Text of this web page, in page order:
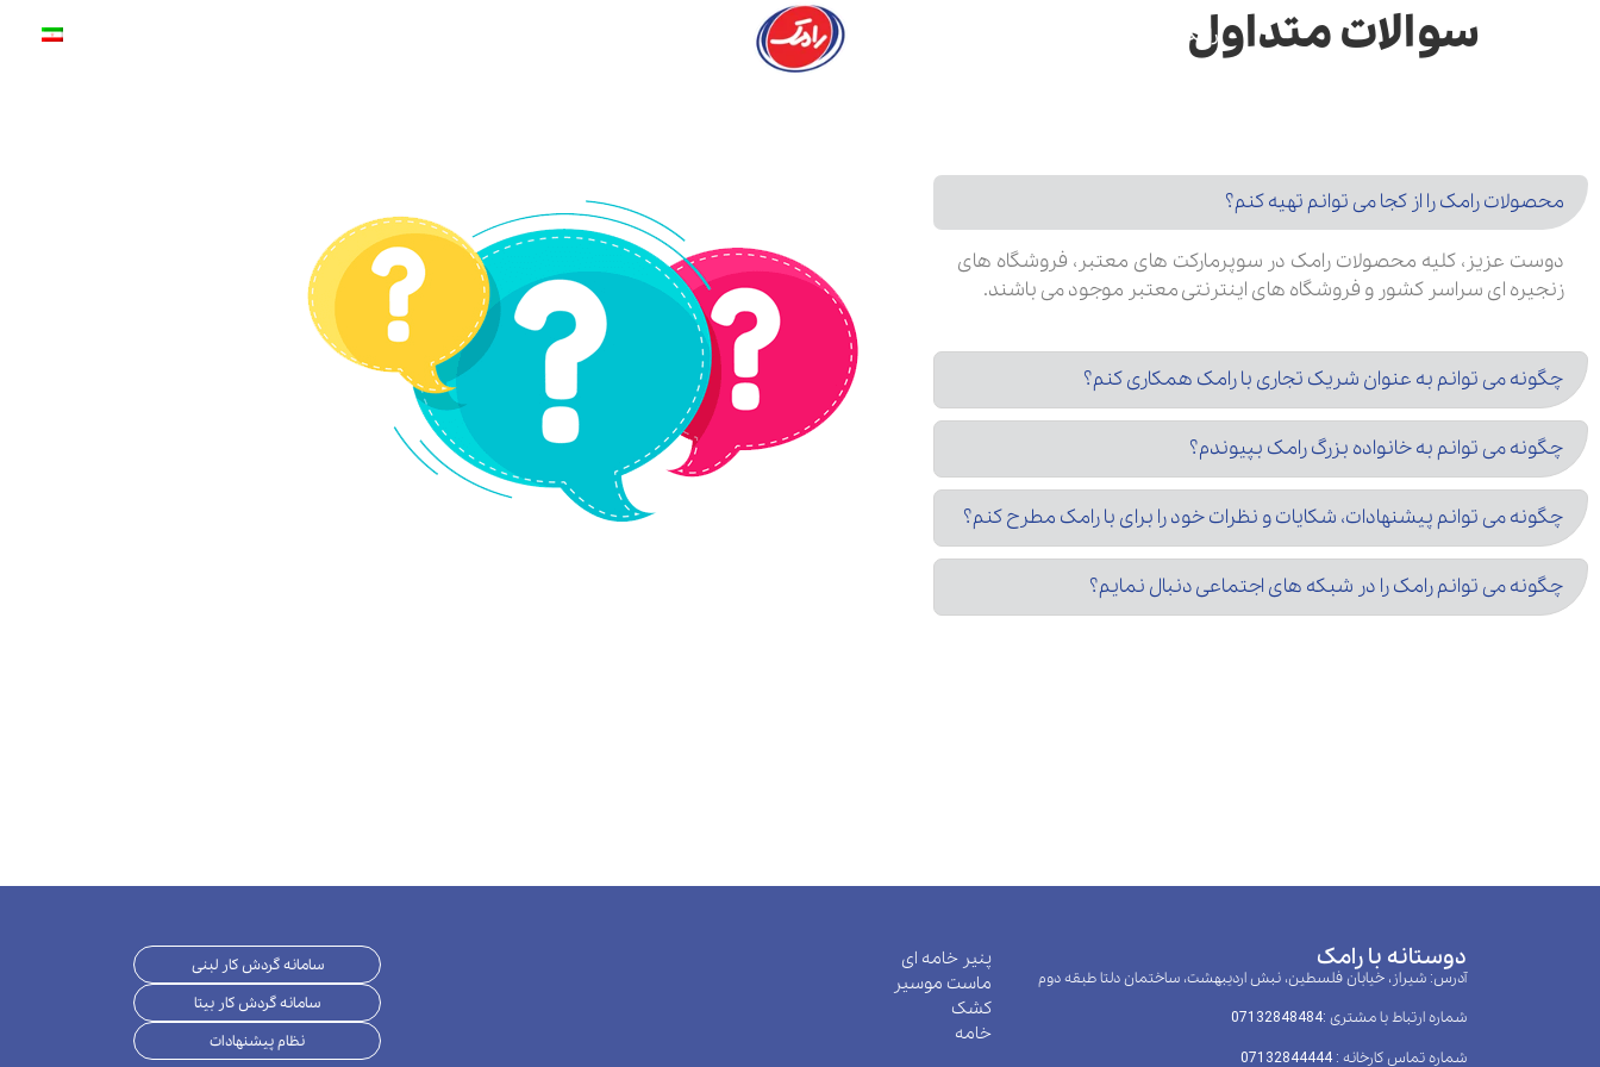
رامک
سوالات متداول
محصولات رامک را از کجا می توانم تهیه کنم؟
دوست عزیز، کلیه محصولات رامک در سوپرمارکت های معتبر، فروشگاه های
زنجیره ای سراسر کشور و فروشگاه های اینترنتی معتبر موجود می باشند.
چگونه می توانم به عنوان شریک تجاری با رامک همکاری کنم؟
چگونه می توانم به خانواده بزرگ رامک بپیوندم؟
چگونه می توانم پیشنهادات، شکایات و نظرات خود را برای با رامک مطرح کنم؟
چگونه می توانم رامک را در شبکه های اجتماعی دنبال نمایم؟
دوستانه با رامک
آدرس: شیراز، خیابان فلسطین، نبش اردیبهشت، ساختمان دلتا طبقه دوم
شماره ارتباط با مشتری :‌07132848484
شماره تماس کارخانه : 07132844444
پنیر خامه ای
ماست موسیر
کشک
خامه
سامانه گردش کار لبنی
سامانه گردش کار بیتا
نظام پیشنهادات